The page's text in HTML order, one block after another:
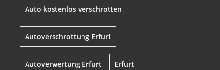
Auto kostenlos verschrotten
Autoverschrottung Erfurt
Autoverwertung Erfurt Erfurt